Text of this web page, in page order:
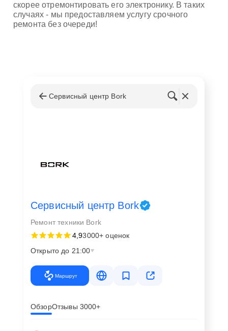
скорее отремонтировать его электронику. В таких
случаях - мы предоставляем услугу срочного
ремонта без очереди!
Сервисный центр Bork
Сервисный центр Bork
Ремонт техники Bork
4,93000+ оценок
Открыто до 21:00
Маршрут
ОбзорОтзывы 3000+